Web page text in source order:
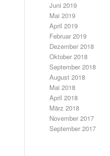
Juni 2019
Mai 2019
April 2019
Februar 2019
Dezember 2018
Oktober 2018
September 2018
August 2018
Mai 2018
April 2018
März 2018
November 2017
September 2017